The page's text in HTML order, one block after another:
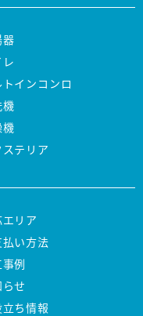
レ
トインコンロ
テリア
リア
払い方法
例
せ
ち情報